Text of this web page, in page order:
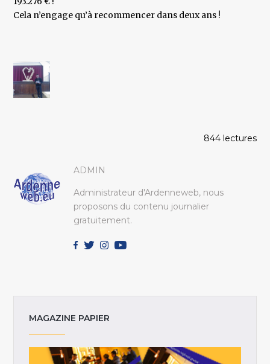
Cela n’engage qu’à recommencer dans deux ans !
844 lectures
ADMIN
Administrateur d'Ardenneweb, nous
proposons du contenu journalier
gratuitement.
MAGAZINE PAPIER